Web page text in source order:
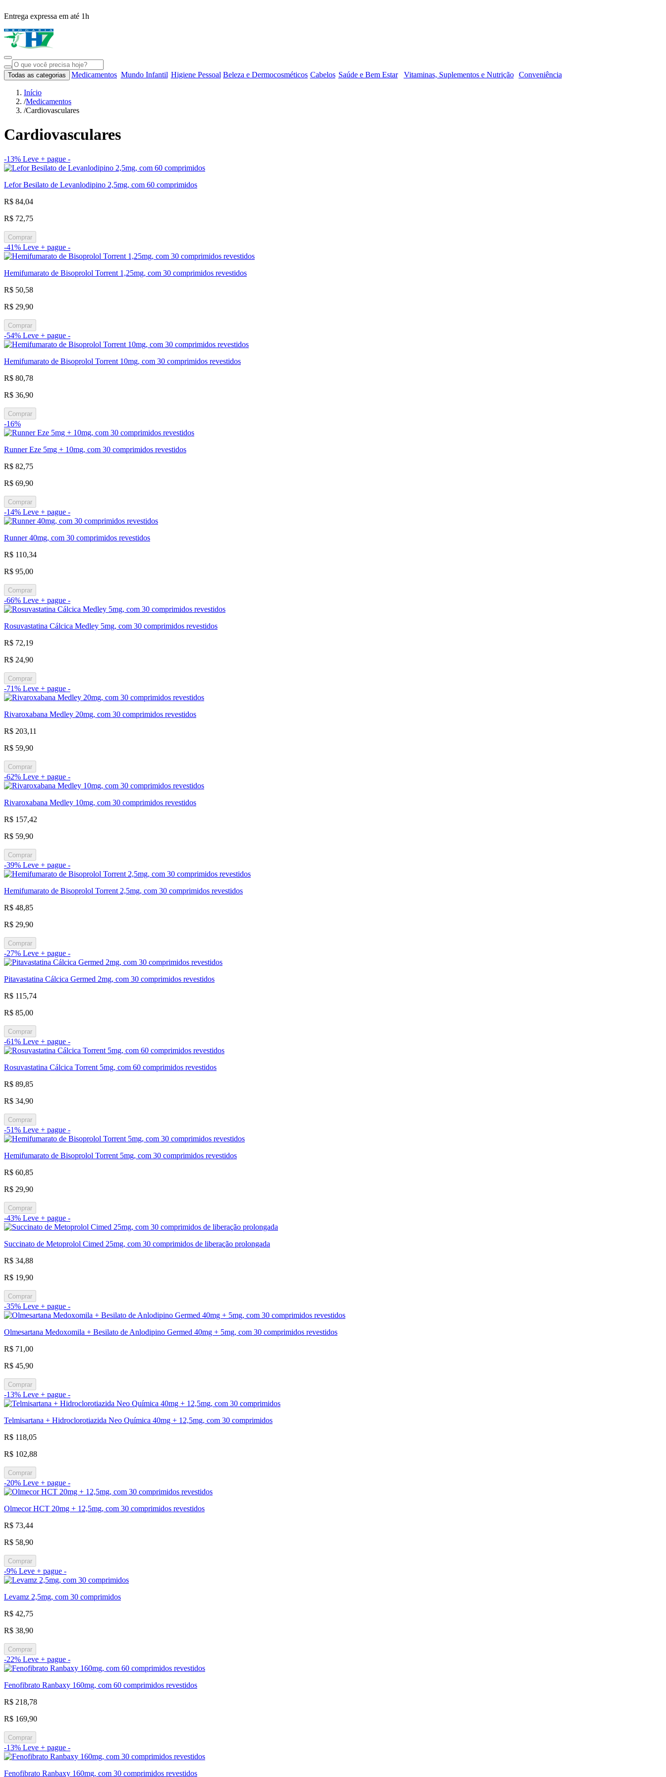
Entrega expressa em até 1h
Todas as categorias Medicamentos Mundo Infantil Higiene Pessoal Beleza e Dermocosméticos Cabelos Saúde e Bem Estar Vitaminas, Suplementos e Nutrição Conveniência
Início
/Medicamentos
/Cardiovasculares
Cardiovasculares
-13% Leve + pague -
Lefor Besilato de Levanlodipino 2,5mg, com 60 comprimidos
R$ 84,04
R$ 72,75
Comprar
-41% Leve + pague -
Hemifumarato de Bisoprolol Torrent 1,25mg, com 30 comprimidos revestidos
R$ 50,58
R$ 29,90
Comprar
-54% Leve + pague -
Hemifumarato de Bisoprolol Torrent 10mg, com 30 comprimidos revestidos
R$ 80,78
R$ 36,90
Comprar
-16%
Runner Eze 5mg + 10mg, com 30 comprimidos revestidos
R$ 82,75
R$ 69,90
Comprar
-14% Leve + pague -
Runner 40mg, com 30 comprimidos revestidos
R$ 110,34
R$ 95,00
Comprar
-66% Leve + pague -
Rosuvastatina Cálcica Medley 5mg, com 30 comprimidos revestidos
R$ 72,19
R$ 24,90
Comprar
-71% Leve + pague -
Rivaroxabana Medley 20mg, com 30 comprimidos revestidos
R$ 203,11
R$ 59,90
Comprar
-62% Leve + pague -
Rivaroxabana Medley 10mg, com 30 comprimidos revestidos
R$ 157,42
R$ 59,90
Comprar
-39% Leve + pague -
Hemifumarato de Bisoprolol Torrent 2,5mg, com 30 comprimidos revestidos
R$ 48,85
R$ 29,90
Comprar
-27% Leve + pague -
Pitavastatina Cálcica Germed 2mg, com 30 comprimidos revestidos
R$ 115,74
R$ 85,00
Comprar
-61% Leve + pague -
Rosuvastatina Cálcica Torrent 5mg, com 60 comprimidos revestidos
R$ 89,85
R$ 34,90
Comprar
-51% Leve + pague -
Hemifumarato de Bisoprolol Torrent 5mg, com 30 comprimidos revestidos
R$ 60,85
R$ 29,90
Comprar
-43% Leve + pague -
Succinato de Metoprolol Cimed 25mg, com 30 comprimidos de liberação prolongada
R$ 34,88
R$ 19,90
Comprar
-35% Leve + pague -
Olmesartana Medoxomila + Besilato de Anlodipino Germed 40mg + 5mg, com 30 comprimidos revestidos
R$ 71,00
R$ 45,90
Comprar
-13% Leve + pague -
Telmisartana + Hidroclorotiazida Neo Química 40mg + 12,5mg, com 30 comprimidos
R$ 118,05
R$ 102,88
Comprar
-20% Leve + pague -
Olmecor HCT 20mg + 12,5mg, com 30 comprimidos revestidos
R$ 73,44
R$ 58,90
Comprar
-9% Leve + pague -
Levamz 2,5mg, com 30 comprimidos
R$ 42,75
R$ 38,90
Comprar
-22% Leve + pague -
Fenofibrato Ranbaxy 160mg, com 60 comprimidos revestidos
R$ 218,78
R$ 169,90
Comprar
-13% Leve + pague -
Fenofibrato Ranbaxy 160mg, com 30 comprimidos revestidos